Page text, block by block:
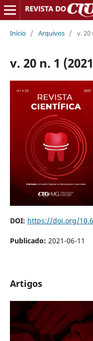
Início / Arquivos / v. 20
v. 20 n. 1
DOI: https://doi.org/
Publicado: 2021-06-11
Artigos